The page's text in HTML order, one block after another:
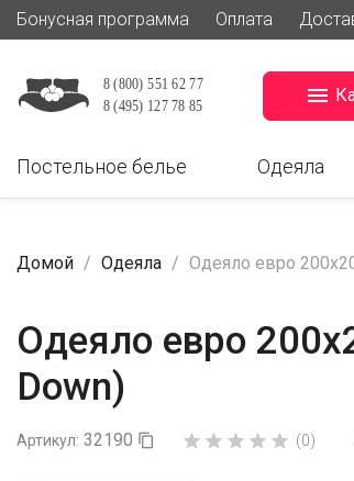
Бонусная программа Оплата

Постельное белье Одеяла
Домой Одеяла Одеяло евро
Одеяло евро
Down)
Артикул: 32190       (0)